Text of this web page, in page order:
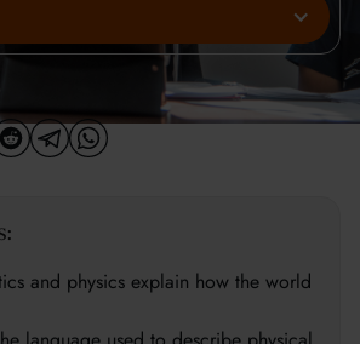
and physics explain how the world